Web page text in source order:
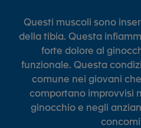
Questi muscoli sono
della tibia. Questa
forte dolore al
funzionale. Questa
comune nei giovani
comportano improvvisi
ginocchio e negli